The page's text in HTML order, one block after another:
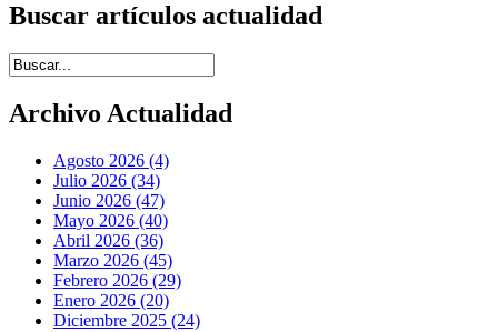
Buscar artículos actualidad
Introduce términos de búsqueda
Archivo Actualidad
Agosto 2026 (4)
Julio 2026 (34)
Junio 2026 (47)
Mayo 2026 (40)
Abril 2026 (36)
Marzo 2026 (45)
Febrero 2026 (29)
Enero 2026 (20)
Diciembre 2025 (24)